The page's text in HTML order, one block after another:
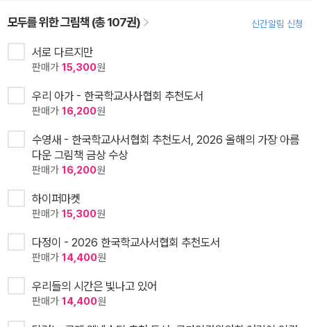
모두를 위한 그림책 (총 107권) 신간알림 신청
서로 다르지만
판매가 15,300원
우리 아가 - 한국학교사사협회 추천도서
판매가 16,200원
수영새 - 한국학교사서협회 추천도서, 2026 올해의 가장 아름
다운 그림책 금상 수상
판매가 16,200원
하이퍼마켓
판매가 15,300원
다정이 - 2026 한국학교사서협회 추천도서
판매가 14,400원
우리들의 시간은 빛나고 있어
판매가 14,400원